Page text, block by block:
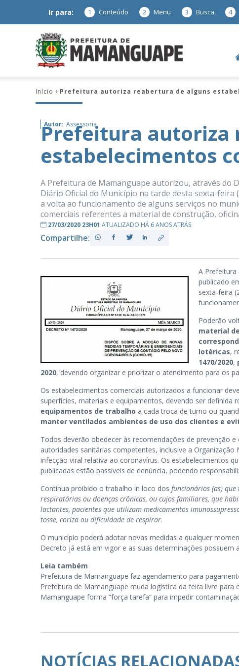
Ir para: 1 Conteúdo 2 Menu 3 Busca 4
Mamanguape
–
PB
Início Prefeitura autoriza reabertura de alguns
Autor: Assessoria
Prefeitura autoriza
estabelecimentos
A Prefeitura de Mamanguape autorizou, através do
Diário Oficial do Município na tarde desta sexta-
a volta ao funcionamento de alguns serviços no
comerciais referentes a material de construção,
27/03/2020 23H01 ATUALIZADO HÁ 6 ANOS ATRÁS
Compartilhe:
A
publicado
sexta-feira
Poderão
material
lotéricas,
1470/2020,
2020, devendo organizar e priorizar o atendimento para os
Os estabelecimentos comerciais autorizados a funcionar
superfícies, materiais e equipamentos, devendo ser definida
equipamentos de trabalho a cada troca de turno ou
manter ventilados ambientes de uso dos clientes e
Todos deverão obedecer às recomendações de prevenção
autoridades sanitárias competentes, inclusive a
infecção viral relativa ao coronavírus. Os estabelecimentos
publicadas estão passíveis de denúncia, podendo
Continua proibido o trabalho in loco dos funcionários (as) que
respiratórias ou doenças crônicas, ou cujos familiares, que
lactantes, pacientes que utilizam medicamentos
tosse, coriza ou dificuldade de respirar.
O município poderá adotar novas medidas a qualquer
Decreto já está em vigor e as suas determinações possuem
Leia também
Prefeitura de Mamanguape faz agendamento para
Prefeitura de Mamanguape muda logística da feira livre para
Mamanguape forma “força tarefa” para impedir
NOTÍCIAS